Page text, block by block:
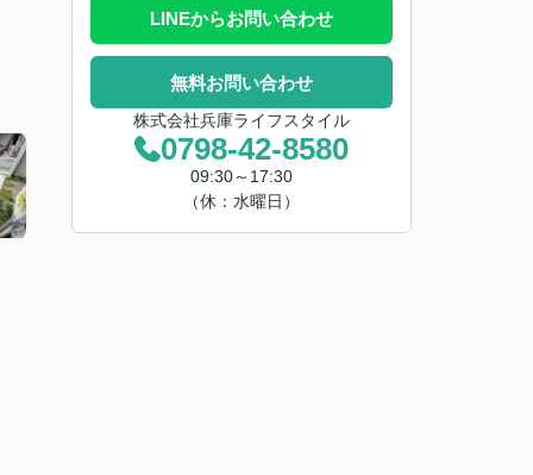
LINEからお問い合わせ
無料お問い合わせ
株式会社兵庫ライフスタイル
0798-42-8580
09:30～17:30
（休：水曜日）